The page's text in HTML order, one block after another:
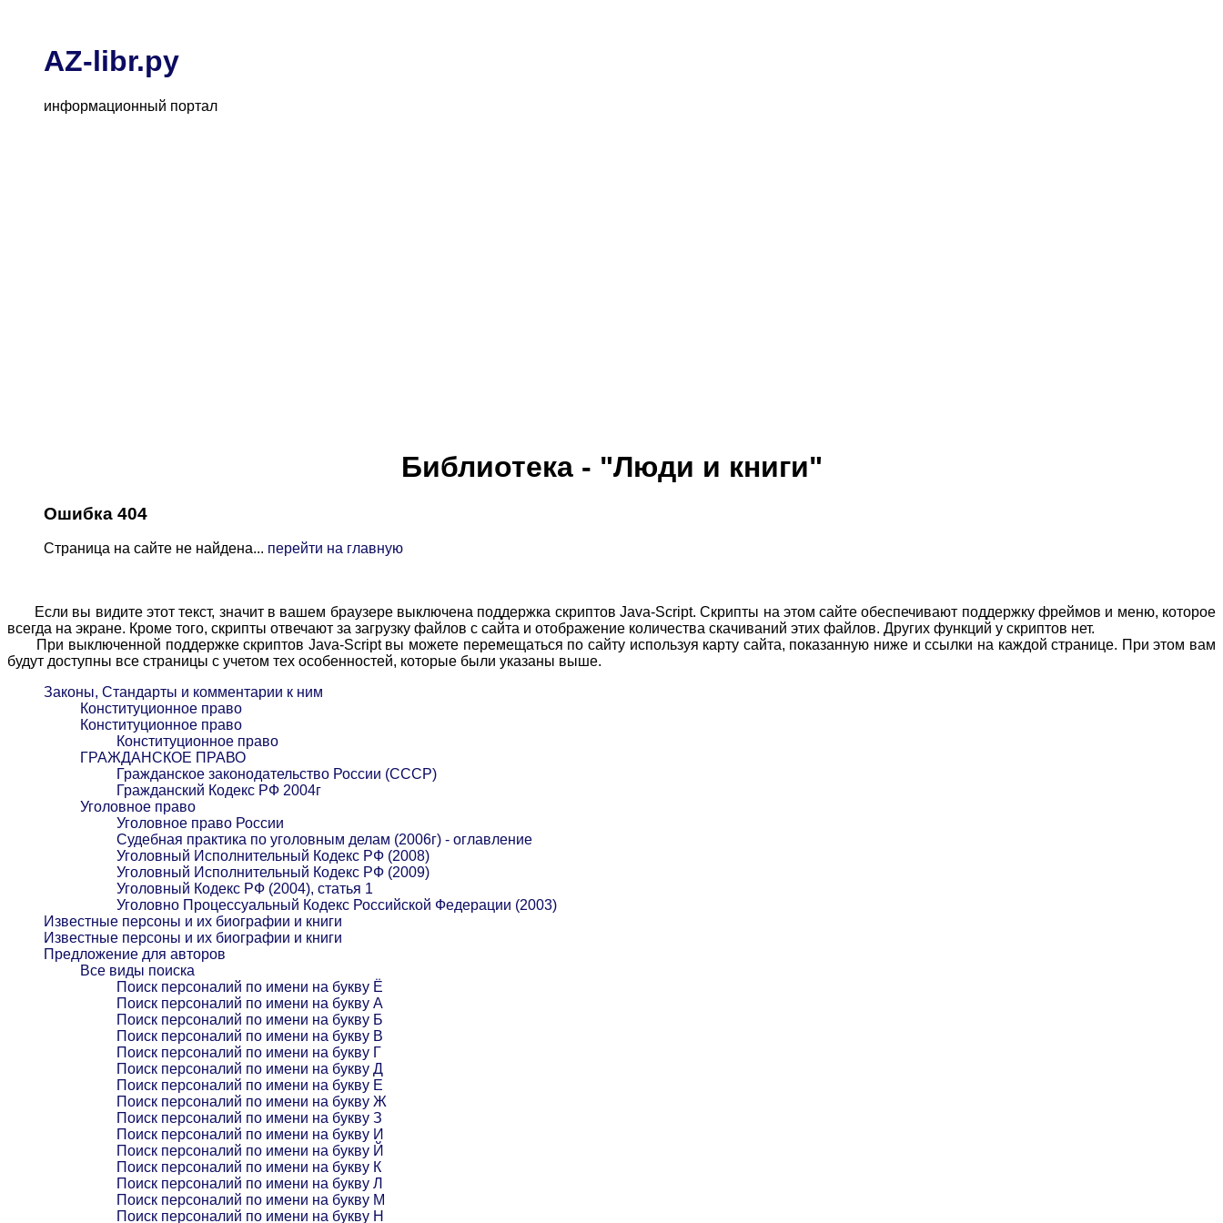
AZ-libr.ру
информационный портал
Библиотека - "Люди и книги"
Ошибка 404
Страница на сайте не найдена... перейти на главную
Если вы видите этот текст, значит в вашем браузере выключена поддержка скриптов Java-Script. Скрипты на этом сайте обеспечивают поддержку фреймов и меню, которое
всегда на экране. Кроме того, скрипты отвечают за загрузку файлов с сайта и отображение количества скачиваний этих файлов. Других функций у скриптов нет.
При выключенной поддержке скриптов Java-Script вы можете перемещаться по сайту используя карту сайта, показанную ниже и ссылки на каждой странице. При этом вам
будут доступны все страницы с учетом тех особенностей, которые были указаны выше.
Законы, Стандарты и комментарии к ним
Конституционное право
Конституционное право
Конституционное право
ГРАЖДАНСКОЕ ПРАВО
Гражданское законодательство России (СССР)
Гражданский Кодекс РФ 2004г
Уголовное право
Уголовное право России
Судебная практика по уголовным делам (2006г) - оглавление
Уголовный Исполнительный Кодекс РФ (2008)
Уголовный Исполнительный Кодекс РФ (2009)
Уголовный Кодекс РФ (2004), статья 1
Уголовно Процессуальный Кодекс Российской Федерации (2003)
Известные персоны и их биографии и книги
Известные персоны и их биографии и книги
Предложение для авторов
Все виды поиска
Поиск персоналий по имени на букву Ё
Поиск персоналий по имени на букву А
Поиск персоналий по имени на букву Б
Поиск персоналий по имени на букву В
Поиск персоналий по имени на букву Г
Поиск персоналий по имени на букву Д
Поиск персоналий по имени на букву Е
Поиск персоналий по имени на букву Ж
Поиск персоналий по имени на букву З
Поиск персоналий по имени на букву И
Поиск персоналий по имени на букву Й
Поиск персоналий по имени на букву К
Поиск персоналий по имени на букву Л
Поиск персоналий по имени на букву М
Поиск персоналий по имени на букву Н